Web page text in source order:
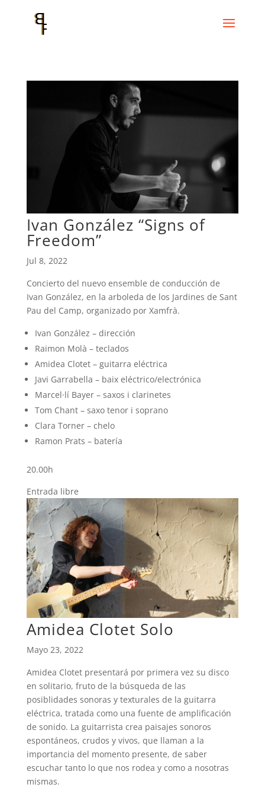
Ivan González “Signs of
Freedom”
Jul 8, 2022
Concierto del nuevo ensemble de conducción de
Ivan González, en la arboleda de los Jardines de Sant
Pau del Camp, organizado por Xamfrà.
Ivan González – dirección
Raimon Molà – teclados
Amidea Clotet – guitarra eléctrica
Javi Garrabella – baix eléctrico/electrónica
Marcel·lí Bayer – saxos i clarinetes
Tom Chant – saxo tenor i soprano
Clara Torner – chelo
Ramon Prats – batería
20.00h
Entrada libre
Amidea Clotet Solo
Mayo 23, 2022
Amidea Clotet presentará por primera vez su disco
en solitario, fruto de la búsqueda de las
posiblidades sonoras y texturales de la guitarra
eléctrica, tratada como una fuente de amplificación
de sonido. La guitarrista crea paisajes sonoros
espontáneos, crudos y vivos, que llaman a la
importancia del momento presente, de saber
escuchar tanto lo que nos rodea y como a nosotras
mismas.